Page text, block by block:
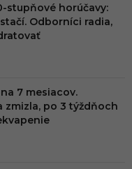
stupňové horúčavy:
Odborníci radia,
7 mesiacov.
zmizla, po 3 týždňoch